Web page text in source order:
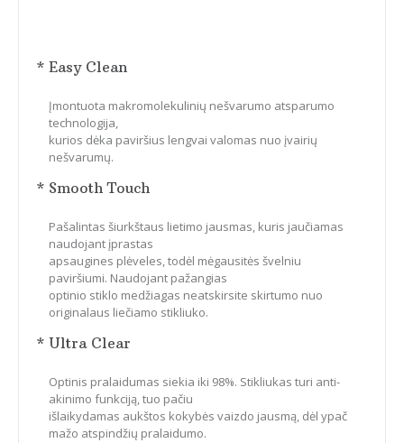
* Easy Clean
Įmontuota makromolekulinių nešvarumo atsparumo
technologija,
kurios dėka paviršius lengvai valomas nuo įvairių
nešvarumų.
* Smooth Touch
Pašalintas šiurkštaus lietimo jausmas, kuris jaučiamas
naudojant įprastas
apsaugines plėveles, todėl mėgausitės švelniu
paviršiumi. Naudojant pažangias
optinio stiklo medžiagas neatskirsite skirtumo nuo
originalaus liečiamo stikliuko.
* Ultra Clear
Optinis pralaidumas siekia iki 98%. Stikliukas turi anti-
akinimo funkciją, tuo pačiu
išlaikydamas aukštos kokybės vaizdo jausmą, dėl ypač
mažo atspindžių pralaidumo.